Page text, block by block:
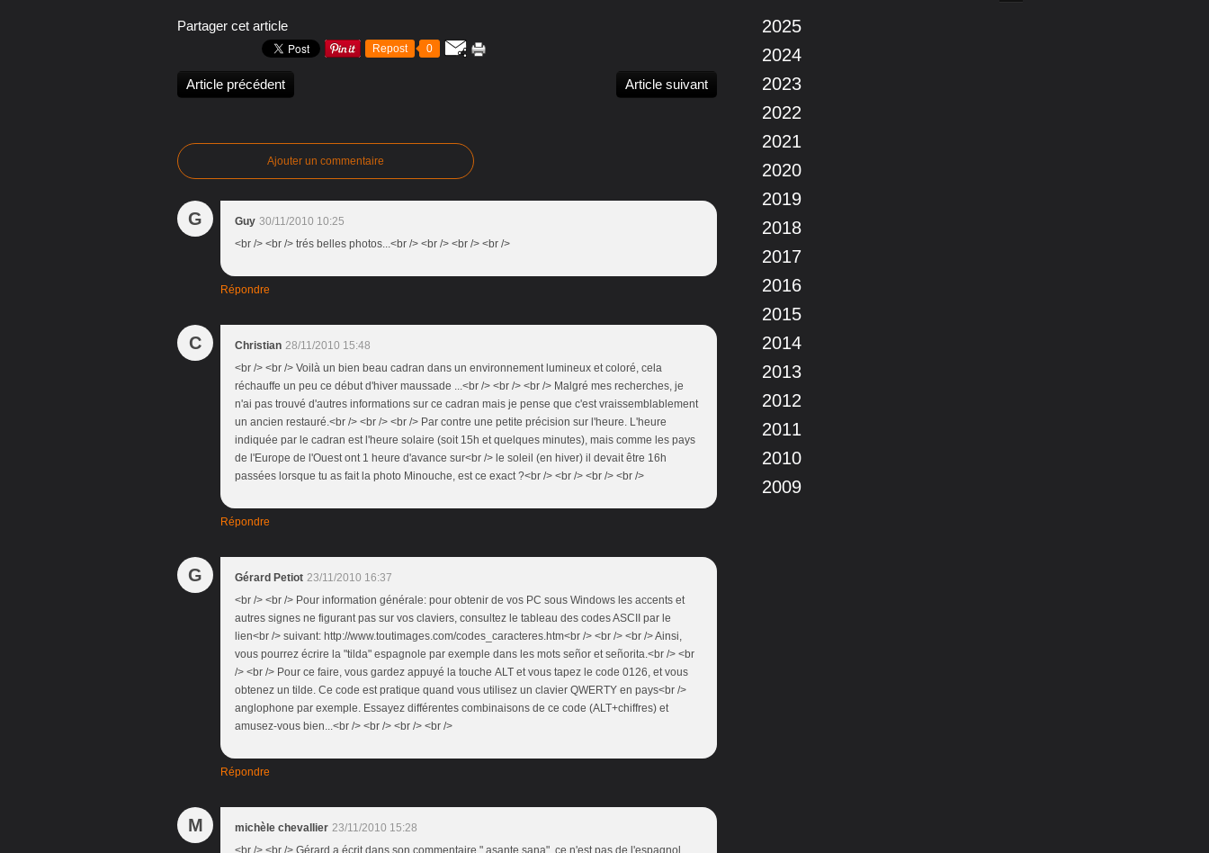
Partager cet article
Repost 0
Article précédent Article suivant
Ajouter un commentaire
G Guy 30/11/2010 10:25
<br /> <br /> trés belles photos...<br /> <br /> <br /> <br />
Répondre
C Christian 28/11/2010 15:48
<br /> <br /> Voilà un bien beau cadran dans un environnement lumineux et coloré, cela
réchauffe un peu ce début d'hiver maussade ...<br /> <br /> <br /> Malgré mes recherches, je
n'ai pas trouvé d'autres informations sur ce cadran mais je pense que c'est vraissemblablement
un ancien restauré.<br /> <br /> <br /> Par contre une petite précision sur l'heure. L'heure
indiquée par le cadran est l'heure solaire (soit 15h et quelques minutes), mais comme les pays
de l'Europe de l'Ouest ont 1 heure d'avance sur<br /> le soleil (en hiver) il devait être 16h
passées lorsque tu as fait la photo Minouche, est ce exact ?<br /> <br /> <br /> <br />
Répondre
G Gérard Petiot 23/11/2010 16:37
<br /> <br /> Pour information générale: pour obtenir de vos PC sous Windows les accents et
autres signes ne figurant pas sur vos claviers, consultez le tableau des codes ASCII par le
lien<br /> suivant: http://www.toutimages.com/codes_caracteres.htm<br /> <br /> <br /> Ainsi,
vous pourrez écrire la "tilda" espagnole par exemple dans les mots señor et señorita.<br /> <br
/> <br /> Pour ce faire, vous gardez appuyé la touche ALT et vous tapez le code 0126, et vous
obtenez un tilde. Ce code est pratique quand vous utilisez un clavier QWERTY en pays<br />
anglophone par exemple. Essayez différentes combinaisons de ce code (ALT+chiffres) et
amusez-vous bien...<br /> <br /> <br /> <br />
Répondre
M michèle chevallier 23/11/2010 15:28
2025
2024
2023
2022
2021
2020
2019
2018
2017
2016
2015
2014
2013
2012
2011
2010
2009